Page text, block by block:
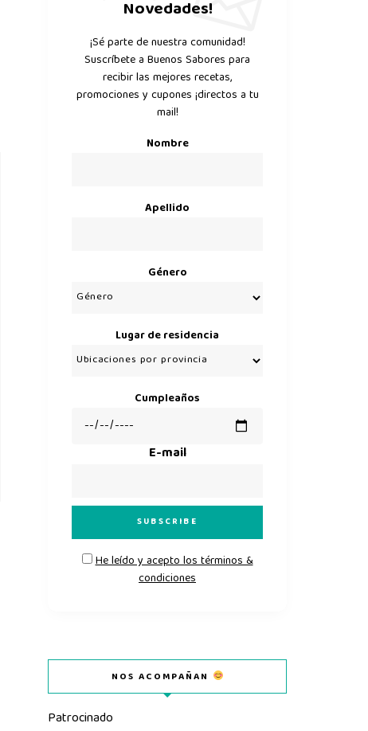
Novedades!
¡Sé parte de nuestra comunidad!
Suscríbete a Buenos Sabores para
recibir las mejores recetas,
promociones y cupones ¡directos a tu
mail!
Nombre
Apellido
Género
Lugar de residencia
Cumpleaños
E-mail
He leído y acepto los términos &
condiciones
NOS ACOMPAÑAN
Patrocinado